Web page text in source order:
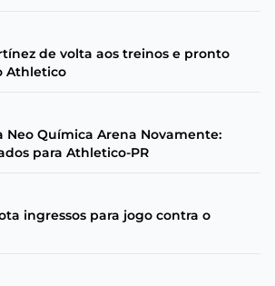
de volta aos treinos e pronto
Athletico
Neo Química Arena Novamente:
para Athletico-PR
ingressos para jogo contra o